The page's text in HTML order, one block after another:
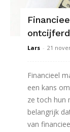
ontcijferd
Lars - 21
Financieel
een kans
ze toch hun
belangrijk
van